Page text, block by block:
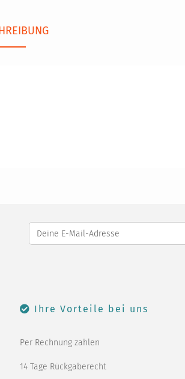
Ihre Vorteile bei uns
Per Rechnung zahlen
14 Tage Rückgaberecht